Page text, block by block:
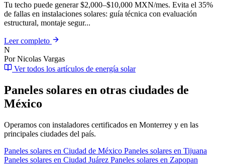
Tu techo puede generar $2,000–$10,000 MXN/mes. Evita el 35%
de fallas en instalaciones solares: guía técnica con evaluación
estructural, montaje segur...
Leer completo
N
Por Nicolas Vargas
Ver todos los artículos de energía solar
Paneles solares en otras ciudades de
México
Operamos con instaladores certificados en Monterrey y en las
principales ciudades del país.
Paneles solares en Ciudad de México Paneles solares en Tijuana
Paneles solares en Ciudad Juárez Paneles solares en Zapopan